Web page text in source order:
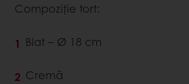
Compoziție tort:
Blat – Ø 18 cm
Cremă